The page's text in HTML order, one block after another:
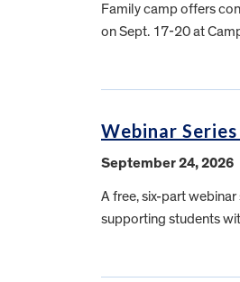
Family camp offers
on Sept. 17-20 at
Webinar
September 24, 2026
A free, six-part
supporting students